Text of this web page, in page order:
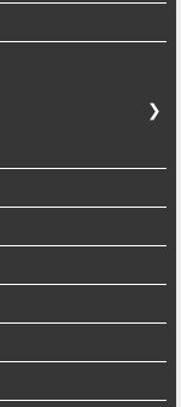
❯